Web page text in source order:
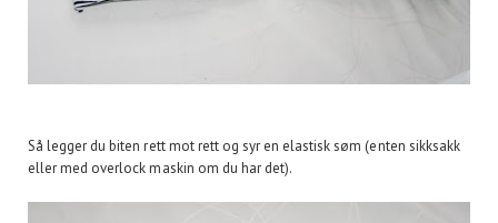
Så legger du biten rett mot rett og syr en elastisk søm (enten sikksakk
eller med overlock maskin om du har det).